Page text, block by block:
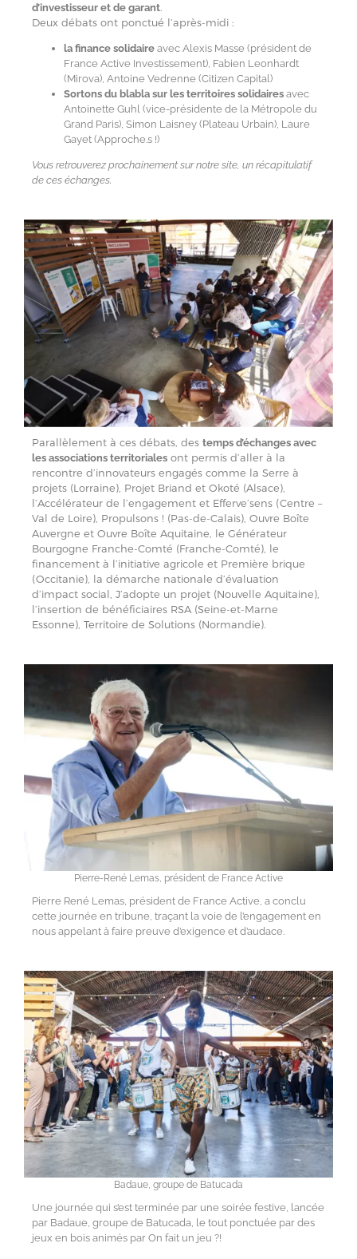
d’investisseur et de garant.
Deux débats ont ponctué l’après-midi :
la finance solidaire avec Alexis Masse (président de
France Active Investissement), Fabien Leonhardt
(Mirova), Antoine Vedrenne (Citizen Capital)
Sortons du blabla sur les territoires solidaires avec
Antoinette Guhl (vice-présidente de la Métropole du
Grand Paris), Simon Laisney (Plateau Urbain), Laure
Gayet (Approche.s !)
Vous retrouverez prochainement sur notre site, un récapitulatif
de ces échanges.
Parallèlement à ces débats, des temps d’échanges avec
les associations territoriales ont permis d’aller à la
rencontre d’innovateurs engagés comme la Serre à
projets (Lorraine), Projet Briand et Okoté (Alsace),
l’Accélérateur de l’engagement et Efferve’sens (Centre –
Val de Loire), Propulsons ! (Pas-de-Calais), Ouvre Boîte
Auvergne et Ouvre Boîte Aquitaine, le Générateur
Bourgogne Franche-Comté (Franche-Comté), le
financement à l’initiative agricole et Première brique
(Occitanie), la démarche nationale d’évaluation
d’impact social, J’adopte un projet (Nouvelle Aquitaine),
l’insertion de bénéficiaires RSA (Seine-et-Marne
Essonne), Territoire de Solutions (Normandie).
Pierre-René Lemas, président de France Active
Pierre René Lemas, président de France Active, a conclu
cette journée en tribune, traçant la voie de l’engagement en
nous appelant à faire preuve d’exigence et d’audace.
Badaue, groupe de Batucada
Une journée qui s’est terminée par une soirée festive, lancée
par Badaue, groupe de Batucada, le tout ponctuée par des
jeux en bois animés par On fait un jeu ?!